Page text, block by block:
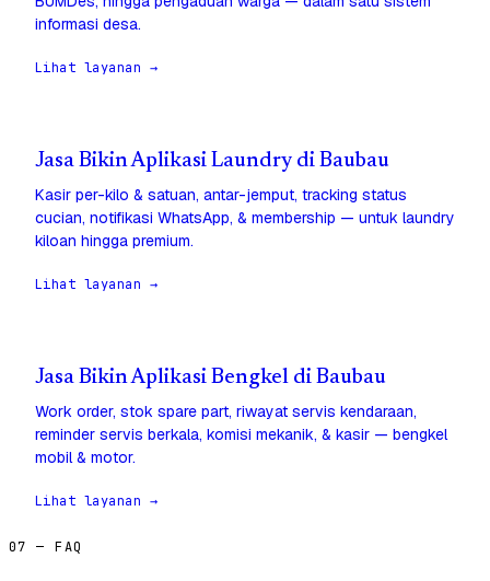
informasi desa.
Lihat layanan →
Jasa Bikin Aplikasi Laundry di Baubau
Kasir per-kilo & satuan, antar-jemput, tracking status
cucian, notifikasi WhatsApp, & membership — untuk laundry
kiloan hingga premium.
Lihat layanan →
Jasa Bikin Aplikasi Bengkel di Baubau
Work order, stok spare part, riwayat servis kendaraan,
reminder servis berkala, komisi mekanik, & kasir — bengkel
mobil & motor.
Lihat layanan →
07 — FAQ